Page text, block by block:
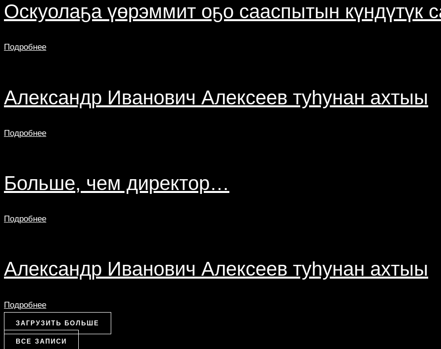
Оскуолаҕа үөрэммит оҕо сааспытын күндүтүк
Подробнее
Александр Иванович Алексеев туһунан ахтыы
Подробнее
Больше, чем директор…
Подробнее
Александр Иванович Алексеев туһунан ахтыы
Подробнее
ЗАГРУЗИТЬ БОЛЬШЕ
ВСЕ ЗАПИСИ